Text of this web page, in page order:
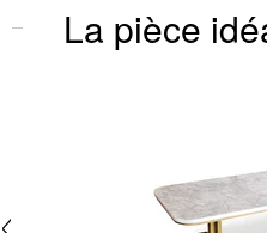
La pièce